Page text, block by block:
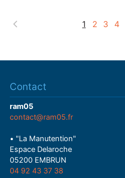
1 2 3 4
Contact
ram05
contact@ram05.fr
• "La Manutention"
Espace Delaroche
05200 EMBRUN
04 92 43 37 38